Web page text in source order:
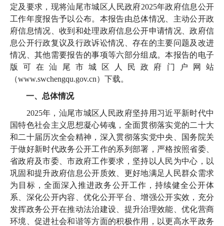
定及要求，现将汕尾市城区人民政府2025年政府信息公开
工作年度报告予以公布。本报告由总体情况、主动公开政
府信息情况、收到和处理政府信息公开申请情况、政府信
息公开行政复议及行政诉讼情况、存在的主要问题及改进
情况、其他需要报告的事项等六部分组成。本报告的电子
版可在汕尾市城区人民政府门户网站
（www.swchengqu.gov.cn）下载。
一、总体情况
2025年，汕尾市城区人民政府坚持用习近平新时代中
国特色社会主义思想凝心铸魂，全面贯彻落实党的二十大
和二十届历次全会精神，深入贯彻落实党中央、国务院关
于做好新时代政务公开工作的系列部署，严格按照省委、
省政府及市委、市政府工作要求，坚持以人民为中心，以
巩固和提升政府信息公开质效、更好地满足人民群众需求
为目标，全面深入推进政务公开工作，持续健全公开体
系、深化公开内容、优化公开平台、增强公开实效，充分
发挥政务公开在推动法治建设、提升治理效能、优化营商
环境、促进社会和谐等方面的积极作用，以更高水平政务